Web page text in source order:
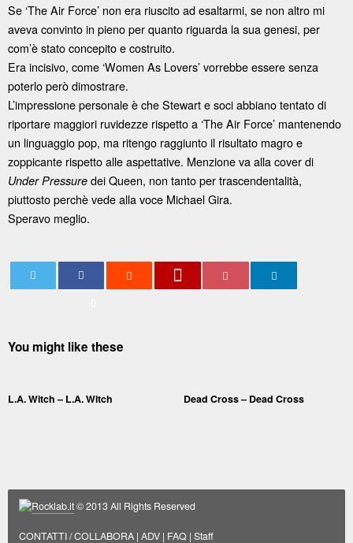
Se ‘The Air Force’ non era riuscito ad esaltarmi, se non altro mi
aveva convinto in pieno per quanto riguarda la sua genesi, per
com’è stato concepito e costruito.
Era incisivo, come ‘Women As Lovers’ vorrebbe essere senza
poterlo però dimostrare.
L’impressione personale è che Stewart e soci abbiano tentato di
riportare maggiori ruvidezze rispetto a ‘The Air Force’ mantenendo
un linguaggio pop, ma ritengo raggiunto il risultato magro e
zoppicante rispetto alle aspettative. Menzione va alla cover di
Under Pressure dei Queen, non tanto per trascendentalità,
piuttosto perchè vede alla voce Michael Gira.
Speravo meglio.
You might like these
L.A. Witch – L.A. Witch Dead Cross – Dead Cross
Rocklab.it© 2013 All Rights Reserved
CONTATTI / COLLABORA |ADV | FAQ |Staff